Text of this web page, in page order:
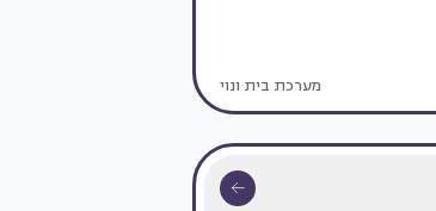
מערכת בית ונוי